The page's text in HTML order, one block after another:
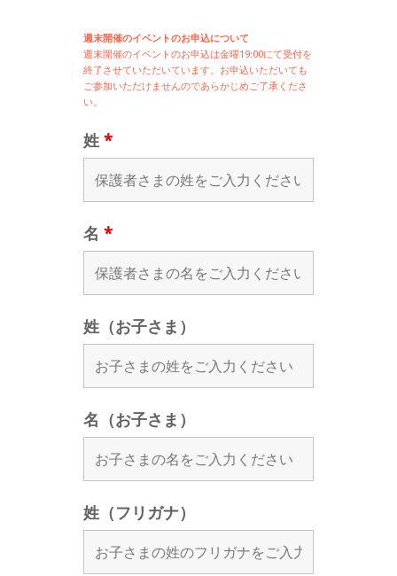
週末開催のイベントのお申込について
週末開催のイベントのお申込は金曜19:00にて受付を
終了させていただいています。お申込いただいても
ご参加いただけませんのであらかじめご了承くださ
い。
姓 *
名 *
姓（お子さま）
名（お子さま）
姓（フリガナ）